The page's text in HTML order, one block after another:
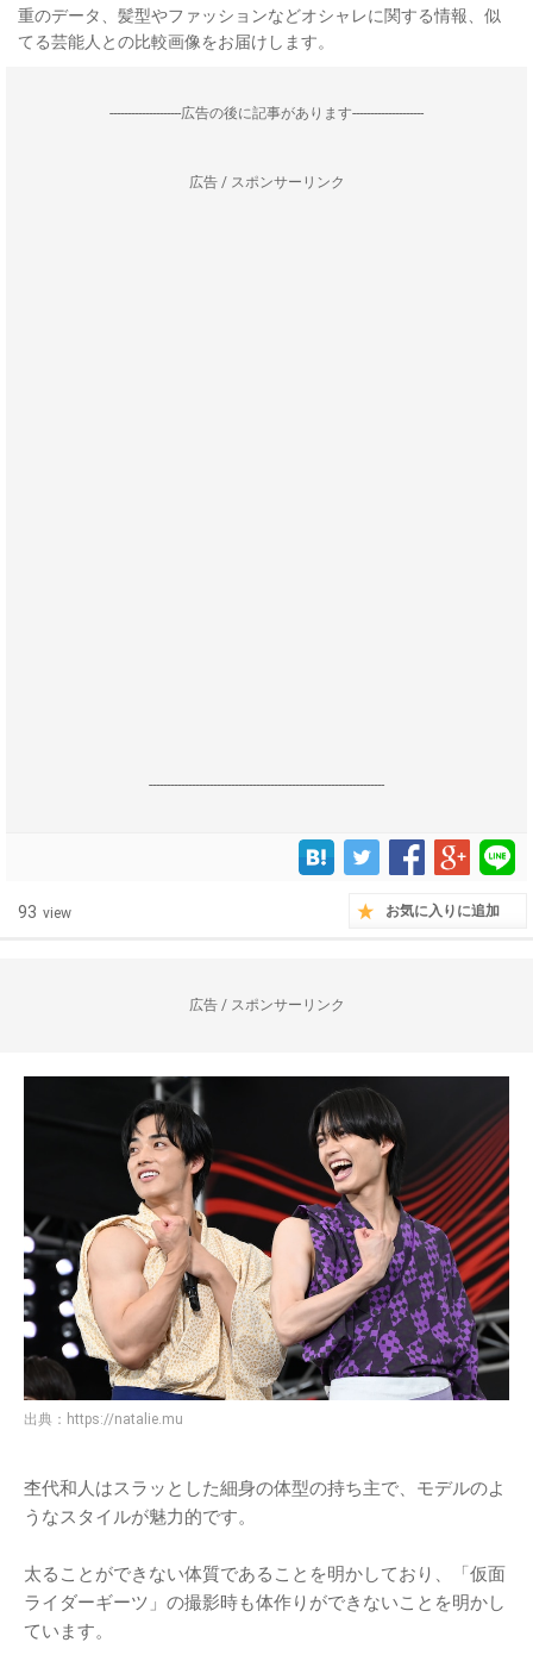
重のデータ、髪型やファッションなどオシャレに関する情報、似
てる芸能人との比較画像をお届けします。
--------------------広告の後に記事があります--------------------
広告 / スポンサーリンク
------------------------------------------------------------------
93 view お気に入りに追加
広告 / スポンサーリンク
出典： https://natalie.mu
杢代和人はスラッとした細身の体型の持ち主で、モデルのよ
うなスタイルが魅力的です。
太ることができない体質であることを明かしており、「仮面
ライダーギーツ」の撮影時も体作りができないことを明かし
ています。